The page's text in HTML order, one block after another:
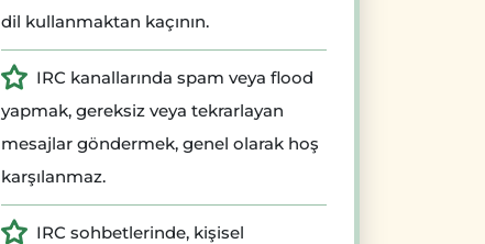
dil kullanmaktan kaçının.
IRC kanallarında spam veya flood
yapmak, gereksiz veya tekrarlayan
mesajlar göndermek, genel olarak hoş
karşılanmaz.
IRC sohbetlerinde, kişisel